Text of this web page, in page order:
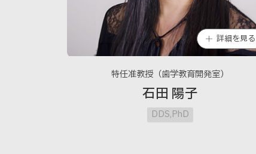
詳細を見る
特任准教授（歯学教育開発室）
石田 陽子
DDS,PhD